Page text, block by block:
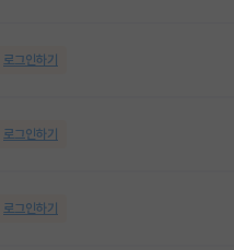
로그인하기
로그인하기
로그인하기